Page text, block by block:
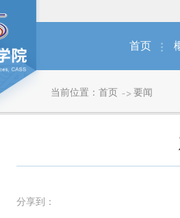
首页
当前位置： 首页 要闻
分享到：